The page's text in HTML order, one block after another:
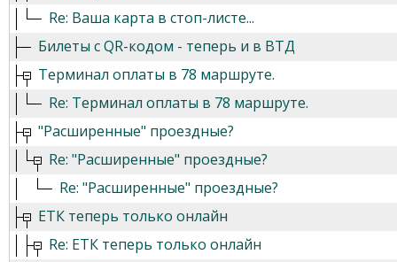
Re: Ваша карта в стоп-листе...
Билеты с QR-кодом - теперь и в ВТД
Терминал оплаты в 78 маршруте.
Re: Терминал оплаты в 78 маршруте.
"Расширенные" проездные?
Re: "Расширенные" проездные?
Re: "Расширенные" проездные?
ЕТК теперь только онлайн
Re: ЕТК теперь только онлайн